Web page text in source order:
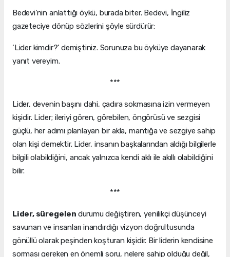
Bedevi’nin anlattığı öykü, burada biter. Bedevi, İngiliz
gazeteciye dönüp sözlerini şöyle sürdürür:
‘Lider kimdir?’ demiştiniz. Sorunuza bu öyküye dayanarak
yanıt vereyim.
***
Lider, devenin başını dahi, çadıra sokmasına izin vermeyen
kişidir. Lider; ileriyi gören, görebilen, öngörüsü ve sezgisi
güçlü, her adımı planlayan bir akla, mantığa ve sezgiye sahip
olan kişi demektir. Lider, insanın başkalarından aldığı bilgilerle
bilgili olabildiğini, ancak yalnızca kendi aklı ile akıllı olabildiğini
bilir.
***
Lider, süregelen durumu değiştiren, yenilikçi düşünceyi
savunan ve insanları inandırdığı vizyon doğrultusunda
gönüllü olarak peşinden koşturan kişidir. Bir liderin kendisine
sorması gereken en önemli soru, nelere sahip olduğu değil,